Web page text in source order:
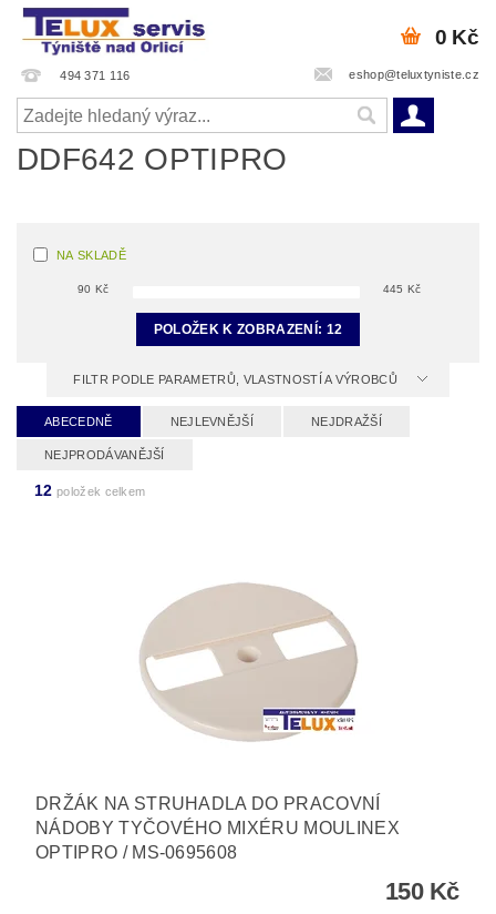
494 371 116 eshop@teluxtyniste.cz
0 Kč
DDF642 OPTIPRO
NA SKLADĚ
90 Kč 445 Kč
POLOŽEK K ZOBRAZENÍ: 12
FILTR PODLE PARAMETRŮ, VLASTNOSTÍ A VÝROBCŮ
ABECEDNĚ NEJLEVNĚJŠÍ NEJDRAŽŠÍ
NEJPRODÁVANĚJŠÍ
12 položek celkem
DRŽÁK NA STRUHADLA DO PRACOVNÍ
NÁDOBY TYČOVÉHO MIXÉRU MOULINEX
OPTIPRO / MS-0695608
150 Kč